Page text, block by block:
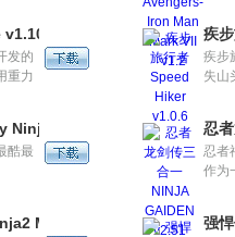
事情
用锋
还可
然内
精美
发的
重力
疾
疾步
失山
当积
量。
能快
Ninja Delux v1.0
酷最
忍
忍者
作为
Mission v1.1.2 强